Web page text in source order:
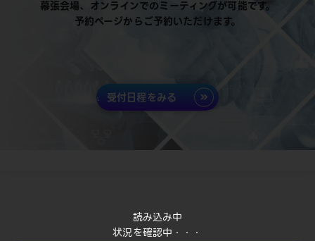
読み込み中
状況を確認中・・・
幕張会場、オンラインでのミーティングが可能です。
予約ページからご予約いただけます。
受付日程をみる